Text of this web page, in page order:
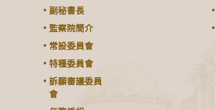
副秘書長
監察院簡介
常設委員會
特種委員會
訴願審議委員
會